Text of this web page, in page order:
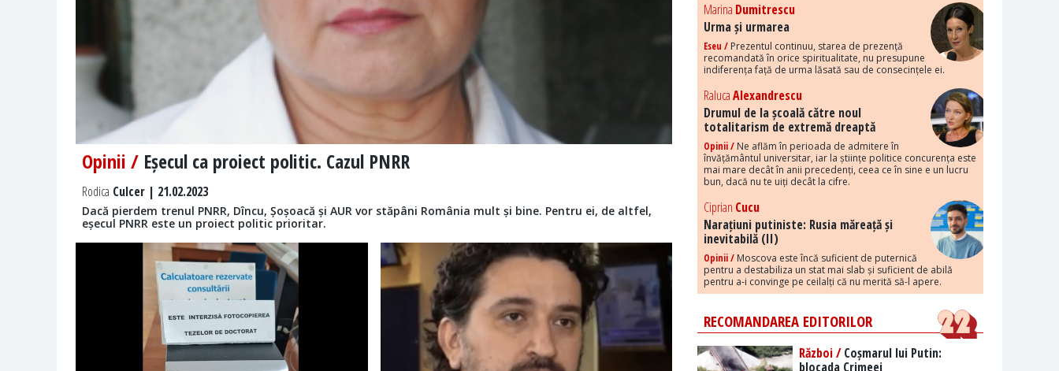
Opinii / Eșecul ca proiect politic. Cazul PNRR
Rodica Culcer | 21.02.2023
Dacă pierdem trenul PNRR, Dîncu, Șoșoacă și AUR vor stăpâni România mult și bine. Pentru ei, de altfel,
eșecul PNRR este un proiect politic prioritar.
Marina Dumitrescu
Urma și urmarea
Eseu / Prezentul continuu, starea de prezență
recomandată în orice spiritualitate, nu presupune
indiferența față de urma lăsată sau de consecințele ei.
RalucaAlexandrescu
Drumul de la școală către noul
totalitarism de extremă dreaptă
Opinii / Ne aflăm în perioada de admitere în
învățământul universitar, iar la științe politice concurența este
mai mare decât în anii precedenți, ceea ce în sine e un lucru
bun, dacă nu te uiți decât la cifre.
Ciprian Cucu
Narațiuni putiniste: Rusia măreață și
inevitabilă (II)
Opinii / Moscova este încă suficient de puternică
pentru a destabiliza un stat mai slab și suficient de abilă
pentru a-i convinge pe ceilalți că nu merită să-l apere.
RECOMANDAREA EDITORILOR
Război /Coșmarul lui Putin:
blocada Crimeei